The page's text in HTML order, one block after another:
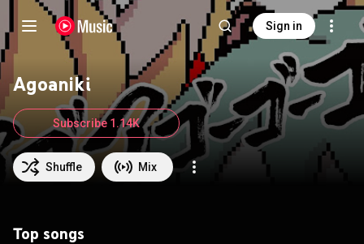
Sign in
Agoaniki
Shuffle Mix
Subscribe 1.14K
Top songs